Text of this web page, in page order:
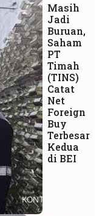
Masih
Jadi
Buruan,
Saham
PT
Timah
(TINS)
Catat
Net
Foreign
Buy
Terbesar
Kedua
di BEI